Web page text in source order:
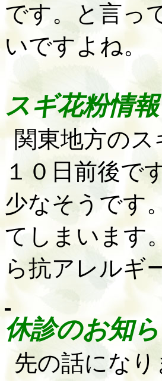
です。と言っ
いですよね。
スギ花粉情報
関東地方のス
１０日前後で
少なそうです
てしまいます
ら抗アレルギ
休診のお知
先の話にな